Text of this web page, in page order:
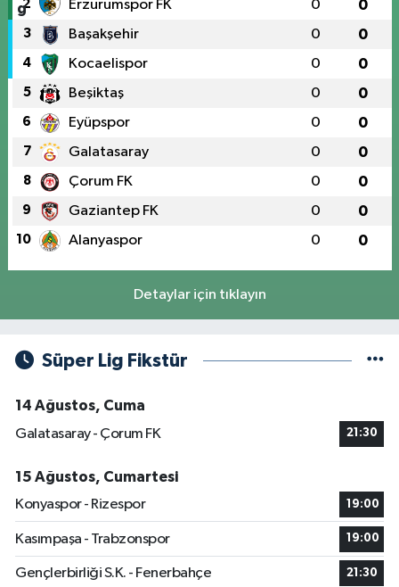
2 Erzurumspor FK 0 0
3 Başakşehir 0 0
4 Kocaelispor 0 0
5 Beşiktaş 0 0
6 Eyüpspor 0 0
7 Galatasaray 0 0
8 Çorum FK 0 0
9 Gaziantep FK 0 0
10 Alanyaspor 0 0
Detaylar için tıklayın
Süper Lig Fikstür
14 Ağustos, Cuma
Galatasaray - Çorum FK
21:30
15 Ağustos, Cumartesi
Konyaspor - Rizespor
19:00
Kasımpaşa - Trabzonspor 19:00
Gençlerbirliği S.K. - Fenerbahçe 21:30